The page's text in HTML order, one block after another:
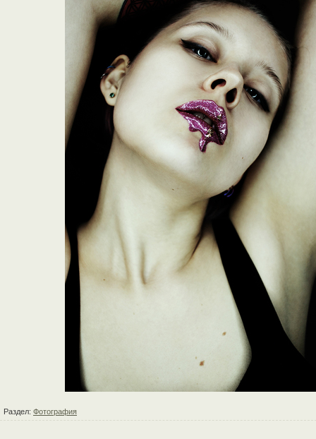
Раздел: Фотография